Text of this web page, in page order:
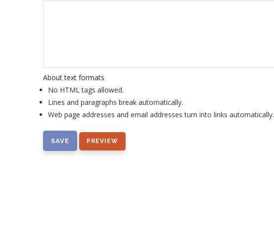
About text formats
No HTML tags allowed.
Lines and paragraphs break automatically.
Web page addresses and email addresses turn into links automatically.